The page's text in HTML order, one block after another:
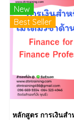
New
Best Seller